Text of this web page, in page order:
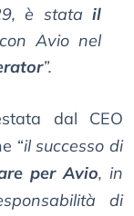
è stata il
Avio nel
”.
dal CEO
“il successo di
per Avio, in
di